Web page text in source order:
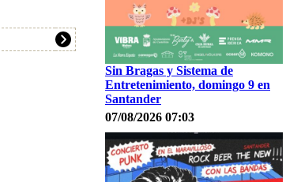
Sin Bragas y Sistema de
Entretenimiento, domingo 9 en
Santander
07/08/2026 07:03